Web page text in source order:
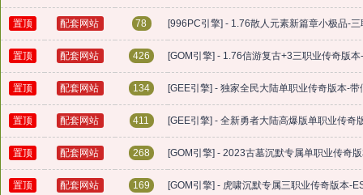
置顶 配套网站 78 [996PC引擎] - 1.76散人元素新篇章小极品-
置顶 配套网站 426 [GOM引擎] - 1.76信游复古+3三职业传奇版
置顶 配套网站 134 [GEE引擎] - 独家全民大陆单职业传奇版本-
置顶 配套网站 411 [GEE引擎] - 全新勇者大陆高爆版单职业传奇
置顶 配套网站 268 [GOM引擎] - 2023古墓沉默专属单职业传奇
置顶 配套网站 169 [GOM引擎] - 虎啸沉默专属三职业传奇版本-